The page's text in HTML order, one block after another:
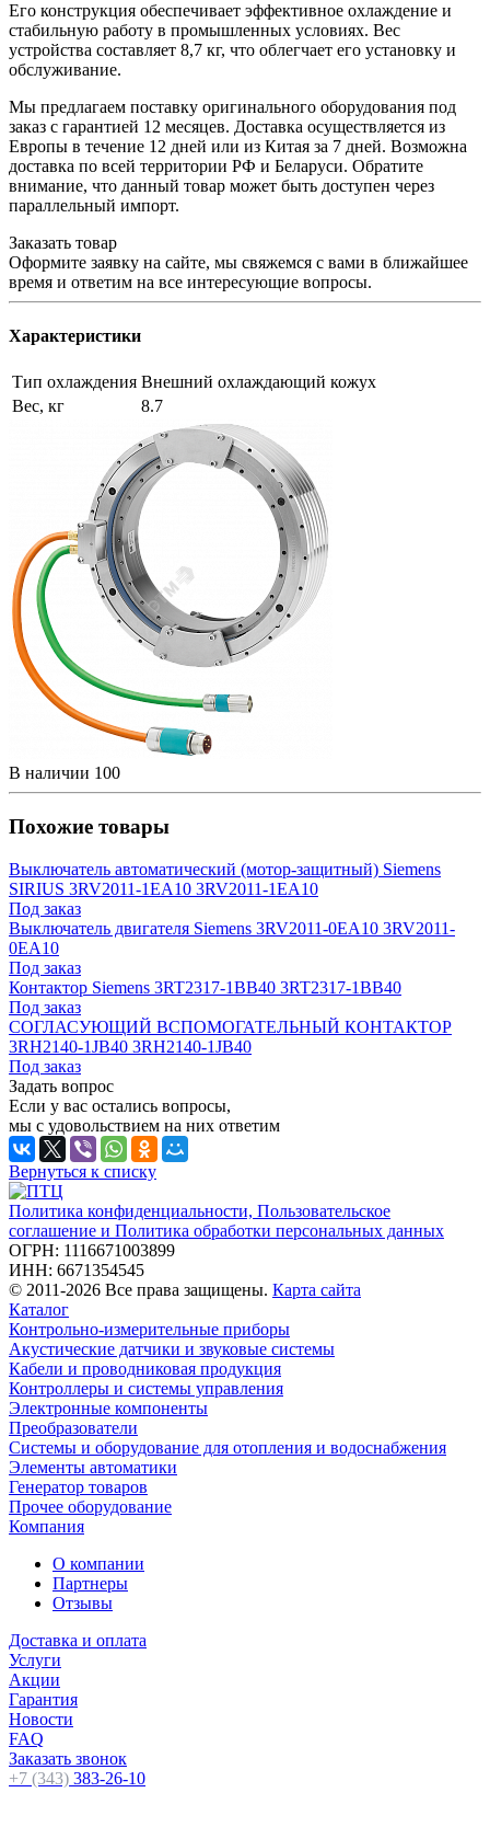
Его конструкция обеспечивает эффективное охлаждение и
стабильную работу в промышленных условиях. Вес
устройства составляет 8,7 кг, что облегчает его установку и
обслуживание.
Мы предлагаем поставку оригинального оборудования под
заказ с гарантией 12 месяцев. Доставка осуществляется из
Европы в течение 12 дней или из Китая за 7 дней. Возможна
доставка по всей территории РФ и Беларуси. Обратите
внимание, что данный товар может быть доступен через
параллельный импорт.
Заказать товар
Оформите заявку на сайте, мы свяжемся с вами в ближайшее
время и ответим на все интересующие вопросы.
Характеристики
Тип охлаждения Внешний охлаждающий кожух
Вес, кг
8.7
В наличии 100
Похожие товары
Выключатель автоматический (мотор-защитный) Siemens
SIRIUS 3RV2011-1EA10 3RV2011-1EA10
Под заказ
Выключатель двигателя Siemens 3RV2011-0EA10 3RV2011-
0EA10
Под заказ
Контактор Siemens 3RT2317-1BB40 3RT2317-1BB40
Под заказ
СОГЛАСУЮЩИЙ ВСПОМОГАТЕЛЬНЫЙ КОНТАКТОР
3RH2140-1JB40 3RH2140-1JB40
Под заказ
Задать вопрос
Если у вас остались вопросы,
мы с удовольствием на них ответим
Вернуться к списку
Политика конфиденциальности, Пользовательское
соглашение и Политика обработки персональных данных
ОГРН: 1116671003899
ИНН: 6671354545
© 2011-2026 Все права защищены. Карта сайта
Каталог
Контрольно-измерительные приборы
Акустические датчики и звуковые системы
Кабели и проводниковая продукция
Контроллеры и системы управления
Электронные компоненты
Преобразователи
Системы и оборудование для отопления и водоснабжения
Элементы автоматики
Генератор товаров
Прочее оборудование
Компания
О компании
Партнеры
Отзывы
Доставка и оплата
Услуги
Акции
Гарантия
Новости
FAQ
Заказать звонок
+7 (343) 383-26-10